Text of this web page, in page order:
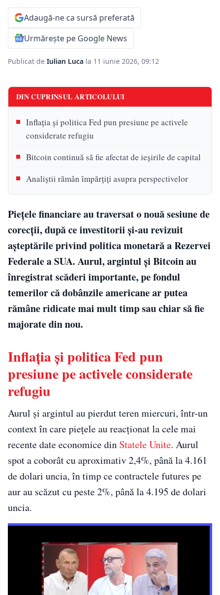
Adaugă-ne ca sursă preferată
Urmărește pe Google News
Publicat de Iulian Luca la 11 iunie 2026, 09:12
DIN CUPRINSUL ARTICOLULUI
Inflația și politica Fed pun presiune pe activele
considerate refugiu
Bitcoin continuă să fie afectat de ieșirile de capital
Analiștii rămân împărțiți asupra perspectivelor
Piețele financiare au traversat o nouă sesiune de
corecții, după ce investitorii și-au revizuit
așteptările privind politica monetară a Rezervei
Federale a SUA. Aurul, argintul și Bitcoin au
înregistrat scăderi importante, pe fondul
temerilor că dobânzile americane ar putea
rămâne ridicate mai mult timp sau chiar să fie
majorate din nou.
Inflația și politica Fed pun
presiune pe activele considerate
refugiu
Aurul și argintul au pierdut teren miercuri, într-un
context în care piețele au reacționat la cele mai
recente date economice din Statele Unite. Aurul
spot a coborât cu aproximativ 2,4%, până la 4.161
de dolari uncia, în timp ce contractele futures pe
aur au scăzut cu peste 2%, până la 4.195 de dolari
uncia.